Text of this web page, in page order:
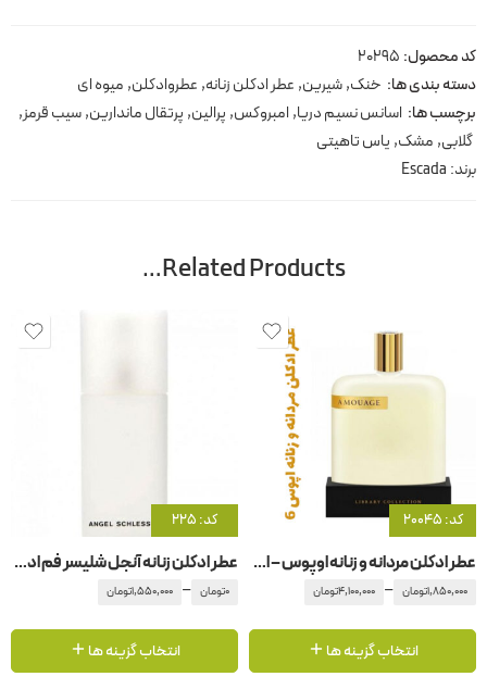
کد محصول: 20295
دسته بندی ها: خنک,شیرین, عطر ادکلن زنانه, عطروادکلن, میوه ای
برچسب ها: اسانس نسیم دریا, امبروکس, پرالین, پرتقال ماندارین,سیب قرمز,
گلابی, مشک, یاس تاهیتی
برند: Escada
Related Products…
کد: 20045
عطر ادکلن مردانه و زنانه اوپوس – اپوس 6 آمواج – آمواژ
1,850,000تومان –
4,100,000تومان
انتخاب گزینه ها
کد: 225
عطر ادکلن زنانه آنجل شلیسر فم ادو تویلت
0تومان –
1,550,000تومان
انتخاب گزینه ها